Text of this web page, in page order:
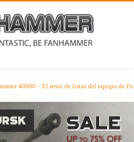
Arte de Warhammer Age of Sigmar con las